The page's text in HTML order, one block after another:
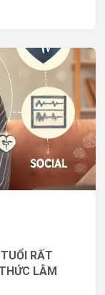
RẤT
LÂM